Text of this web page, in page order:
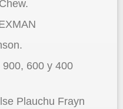
600 y 400
Plauchu Frayn